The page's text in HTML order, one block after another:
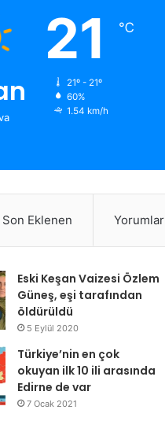
21 ℃
21º - 21º
60%
1.54 km/h
Son Eklenen Yorumlar
Eski Keşan Vaizesi Özlem
Güneş, eşi tarafından
öldürüldü
5 Eylül 2020
Türkiye’nin en çok
okuyan ilk 10 ili arasında
Edirne de var
7 Ocak 2021